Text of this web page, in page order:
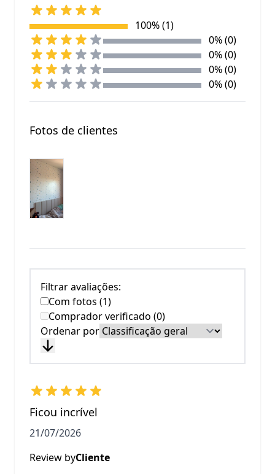
100% (1)
0% (0)
0% (0)
0% (0)
0% (0)
Fotos de clientes
Filtrar avaliações:
Com fotos (1)
Comprador verificado (0)
Ordenar por
Ficou incrível
21/07/2026
Review byCliente